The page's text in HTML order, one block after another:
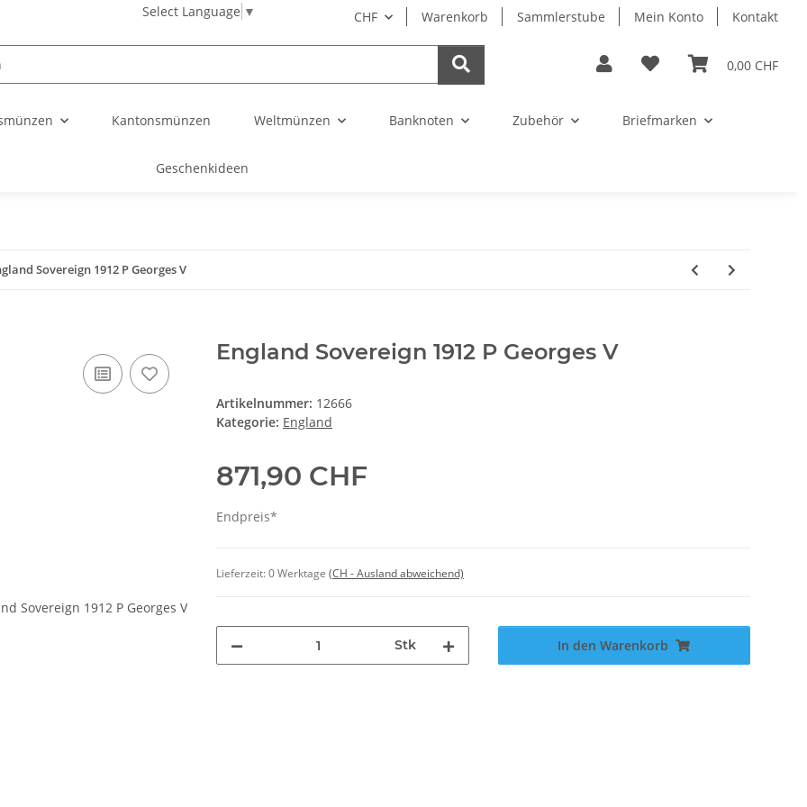
Select Language ▼ CHF Warenkorb Sammlerstube Mein Konto Kontakt
0,00 CHF
Kantonsmünzen Weltmünzen Banknoten Zubehör Briefmarken
Geschenkideen
Sovereign 1912 P Georges V
England Sovereign 1912 P Georges V
Artikelnummer: 12666
Kategorie: England
871,90 CHF
Endpreis*
Lieferzeit:0 Werktage (CH - Ausland abweichend)
Stk In den Warenkorb